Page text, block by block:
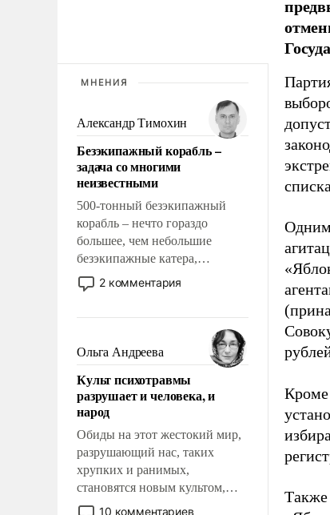
МНЕНИЯ
Александр Тимохин
Безэкипажный корабль –
задача со многими
неизвестными
500-тонный безэкипажный
корабль – нечто гораздо
большее, чем небольшие
безэкипажные катера,
применение которых уже
стало обыденностью. Задача по
сложна и амбициозна. Однако
и ее реализация радикально
поднимет наши боевые
возможности.
2 комментария
Ольга Андреева
Культ психотравмы
разрушает и человека, и
народ
Обиды на этот жестокий мир,
разрушающий нас, таких
хрупких и ранимых,
становятся новым культом,
постепенно вытесняя и
10 комментариев
Одним
Кроме
Также